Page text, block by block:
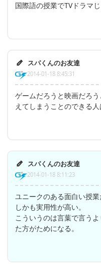
国際語の授業でTVドラマ
スパくんのお友達
2014-01-18 8:45:31
ゲームだろうと映画だろ
えてしまうことのできる
スパくんのお友達
2014-01-18 8:11:23
ユニークのある面白い授業
しかも実用性が高い。
こういうのは言葉で言う
た方がためになる。